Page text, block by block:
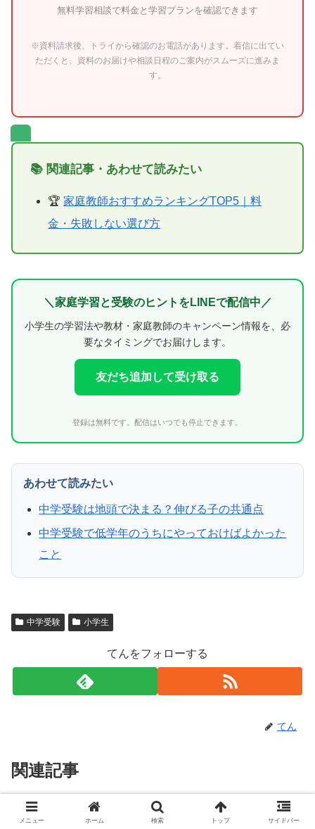
無料学習相談で料金と学習プランを確認できます
※資料請求後、トライから確認のお電話があります。着信に出てい
ただくと、資料のお届けや相談日程のご案内がスムーズに進みま
す。
📚 関連記事・あわせて読みたい
🏆家庭教師おすすめランキングTOP5｜料
金・失敗しない選び方
＼家庭学習と受験のヒントをLINEで配信中／
小学生の学習法や教材・家庭教師のキャンペーン情報を、必
要なタイミングでお届けします。
友だち追加して受け取る
登録は無料です。配信はいつでも停止できます。
あわせて読みたい
中学受験は地頭で決まる？伸びる子の共通点
中学受験で低学年のうちにやっておけばよかった
こと
中学受験 小学生
てんをフォローする
てん
関連記事
中学受験で親のつきっきりは必
メニュー ホーム 検索 トップ サイドバー